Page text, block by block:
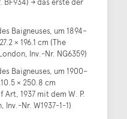
Baigneuses, um 1894–
× 196.1 cm (The
Inv.-Nr. NG6359)
Baigneuses, um 1900–
× 250.8 cm
1937 mit dem W. P.
Inv.-Nr. W1937-1-1)